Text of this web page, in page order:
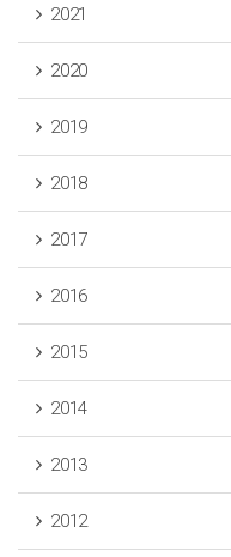
2021
2020
2019
2018
2017
2016
2015
2014
2013
2012